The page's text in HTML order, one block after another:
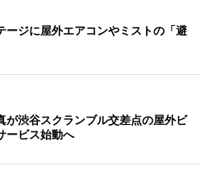
ージに屋外エアコンやミストの「避
が渋谷スクランブル交差点の屋外ビ
ビス始動へ